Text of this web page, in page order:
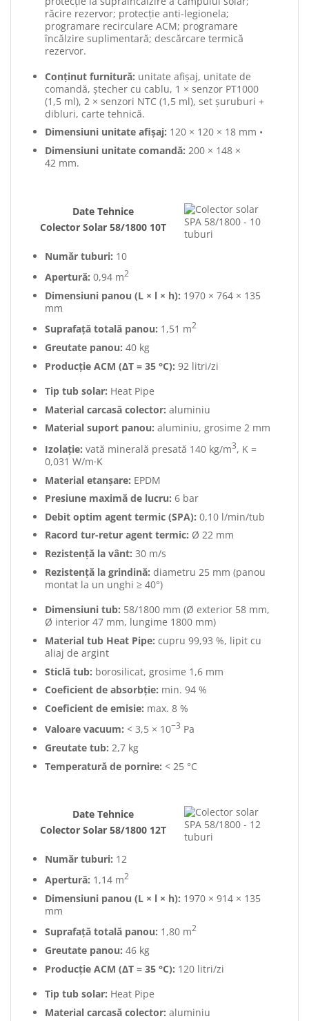
răcire rezervor; protecție anti-legionela;
programare recirculare ACM; programare
încălzire suplimentară; descărcare termică
rezervor.
Conținut furnitură: unitate afișaj, unitate de
comandă, ștecher cu cablu, 1 × senzor PT1000
(1,5 ml), 2 × senzori NTC (1,5 ml), set șuruburi +
dibluri, carte tehnică.
Dimensiuni unitate afișaj: 120 × 120 × 18 mm •
Dimensiuni unitate comandă: 200 × 148 ×
42 mm.
Date Tehnice
Colector Solar 58/1800 10T
Număr tuburi: 10
Apertură: 0,94 m2
Dimensiuni panou (L × l × h): 1970 × 764 × 135
mm
Suprafață totală panou: 1,51 m2
Greutate panou: 40 kg
Producție ACM (ΔT = 35 °C): 92 litri/zi
Tip tub solar: Heat Pipe
Material carcasă colector: aluminiu
Material suport panou: aluminiu, grosime 2 mm
Izolație: vată minerală presată 140 kg/m3, K =
0,031 W/m·K
Material etanșare: EPDM
Presiune maximă de lucru: 6 bar
Debit optim agent termic (SPA): 0,10 l/min/tub
Racord tur-retur agent termic: Ø 22 mm
Rezistență la vânt: 30 m/s
Rezistență la grindină: diametru 25 mm (panou
montat la un unghi ≥ 40°)
Dimensiuni tub: 58/1800 mm (Ø exterior 58 mm,
Ø interior 47 mm, lungime 1800 mm)
Material tub Heat Pipe: cupru 99,93 %, lipit cu
aliaj de argint
Sticlă tub: borosilicat, grosime 1,6 mm
Coeficient de absorbție: min. 94 %
Coeficient de emisie: max. 8 %
Valoare vacuum: < 3,5 × 10−3 Pa
Greutate tub: 2,7 kg
Temperatură de pornire: < 25 °C
Date Tehnice
Colector Solar 58/1800 12T
Număr tuburi: 12
Apertură: 1,14 m2
Dimensiuni panou (L × l × h): 1970 × 914 × 135
mm
Suprafață totală panou: 1,80 m2
Greutate panou: 46 kg
Producție ACM (ΔT = 35 °C): 120 litri/zi
Tip tub solar: Heat Pipe
Material carcasă colector: aluminiu